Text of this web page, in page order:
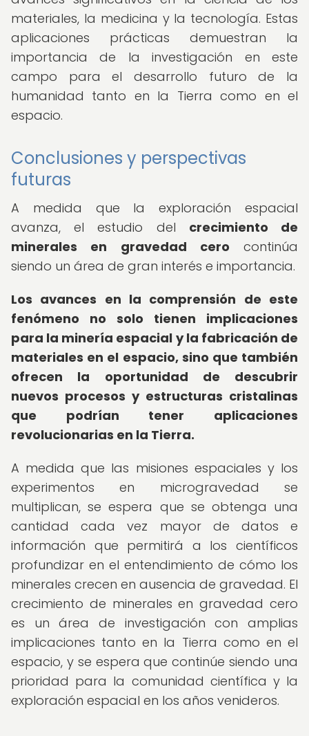
materiales, la medicina y la tecnología. Estas
aplicaciones prácticas demuestran la
importancia de la investigación en este
campo para el desarrollo futuro de la
humanidad tanto en la Tierra como en el
espacio.
Conclusiones y perspectivas
futuras
A medida que la exploración espacial
avanza, el estudio del crecimiento de
minerales en gravedad cero continúa
siendo un área de gran interés e importancia.
Los avances en la comprensión de este
fenómeno no solo tienen implicaciones
para la minería espacial y la fabricación de
materiales en el espacio, sino que también
ofrecen la oportunidad de descubrir
nuevos procesos y estructuras cristalinas
que podrían tener aplicaciones
revolucionarias en la Tierra.
A medida que las misiones espaciales y los
experimentos en microgravedad se
multiplican, se espera que se obtenga una
cantidad cada vez mayor de datos e
información que permitirá a los científicos
profundizar en el entendimiento de cómo los
minerales crecen en ausencia de gravedad. El
crecimiento de minerales en gravedad cero
es un área de investigación con amplias
implicaciones tanto en la Tierra como en el
espacio, y se espera que continúe siendo una
prioridad para la comunidad científica y la
exploración espacial en los años venideros.